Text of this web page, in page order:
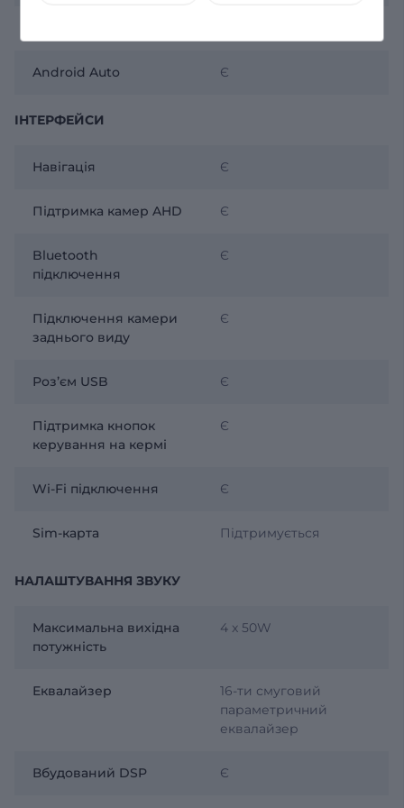
Android Auto Є
ІНТЕРФЕЙСИ
Навігація Є
Підтримка камер AHD Є
Bluetooth
підключення
Є
Підключення камери
заднього виду
Є
Розʼєм USB Є
Підтримка кнопок
керування на кермі
Є
Wi-Fi підключення Є
Sim-карта Підтримується
НАЛАШТУВАННЯ ЗВУКУ
Максимальна вихідна
потужність
4 x 50W
Еквалайзер
16-ти смуговий
параметричний
еквалайзер
Вбудований DSP Є